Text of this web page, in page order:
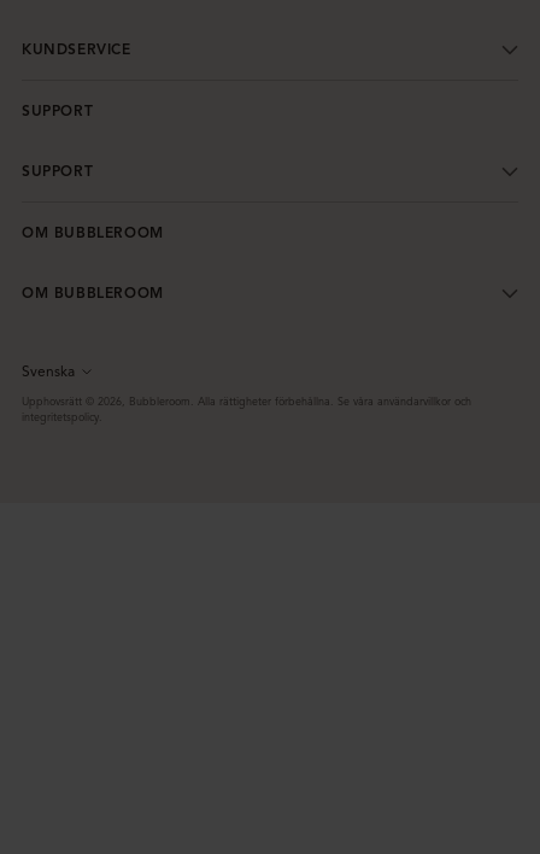
KUNDSERVICE
SUPPORT
SUPPORT
OM BUBBLEROOM
OM BUBBLEROOM
Språk
Svenska
Upphovsrätt © 2026, Bubbleroom . Alla rättigheter förbehållna. Se våra användarvillkor och
integritetspolicy.